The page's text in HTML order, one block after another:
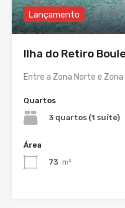
Lançamento
Ilha do Retiro
Entre a Zona Norte e
Quartos
3 quartos (1 suíte)
Área
73 m²